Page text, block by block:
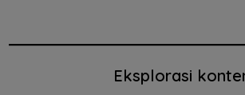
Eksplorasi